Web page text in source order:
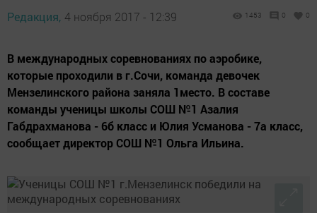
Редакция, 4 ноября 2017 - 12:39 1453 0 0
В международных соревнованиях по аэробике,
которые проходили в г.Сочи, команда девочек
Мензелинского района заняла 1место. В составе
команды ученицы школы СОШ №1 Азалия
Габдрахманова - 6б класс и Юлия Усманова - 7а класс,
сообщает директор СОШ №1 Ольга Ильина.